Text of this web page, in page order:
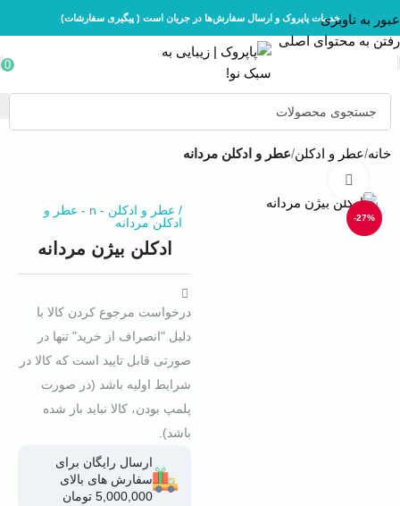
عبور به ناوبری
رفتن به محتوای اصلی
خدمات پاپروک و ارسال سفارش‌ها در جریان است ( پیگیری سفارشات)
0
خانه عطر و ادکلن عطر و ادکلن مردانه
-27%
/ عطر و ادکلن -
n
- عطر و
ادکلن مردانه
ادکلن بیژن مردانه
درخواست مرجوع کردن کالا با
دلیل "انصراف از خرید" تنها در
صورتی قابل تایید است که کالا در
شرایط اولیه باشد (در صورت
پلمپ بودن، کالا نباید باز شده
باشد).
ارسال رایگان برای
سفارش های بالای
5,000,000 تومان